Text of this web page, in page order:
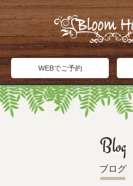
WEBでご予約
Blog
ブログ